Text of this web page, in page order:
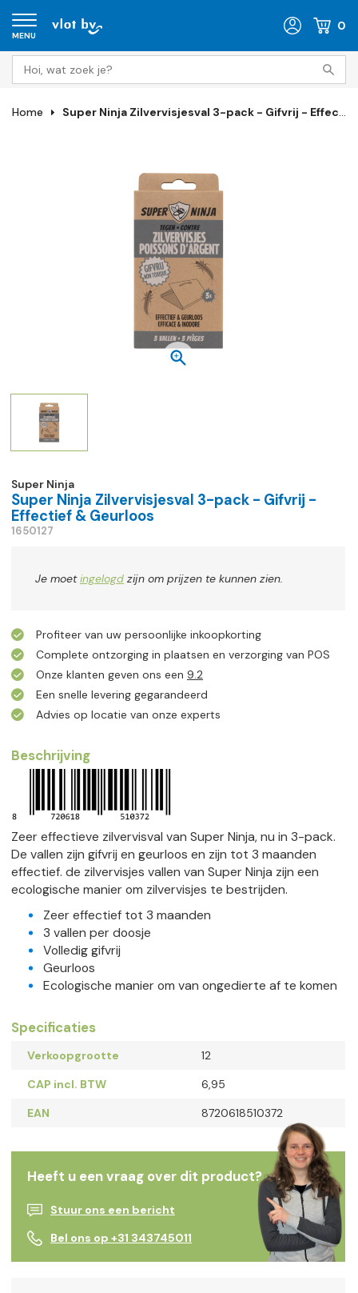
MENU
0
Home Super Ninja Zilvervisjesval 3-pack - Gifvrij - Effectief & Geurloos
Super Ninja
Super Ninja Zilvervisjesval 3-pack - Gifvrij -
Effectief & Geurloos
1650127
Je moetingelogd zijn om prijzen te kunnen zien.
Profiteer van uw persoonlijke inkoopkorting
Complete ontzorging in plaatsen en verzorging van POS
Onze klanten geven ons een 9.2
Een snelle levering gegarandeerd
Advies op locatie van onze experts
Beschrijving
Zeer effectieve zilvervisval van Super Ninja, nu in 3-pack.
De vallen zijn gifvrij en geurloos en zijn tot 3 maanden
effectief. de zilvervisjes vallen van Super Ninja zijn een
ecologische manier om zilvervisjes te bestrijden.
Zeer effectief tot 3 maanden
3 vallen per doosje
Volledig gifvrij
Geurloos
Ecologische manier om van ongedierte af te komen
Specificaties
Verkoopgrootte
12
CAP incl. BTW
6,95
EAN
8720618510372
Heeft u een vraag over dit product?
Stuur ons een bericht
Bel ons op +31 343745011